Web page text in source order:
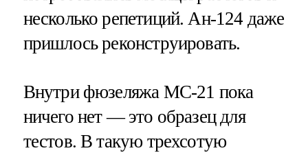
несколько репетиций. Ан-124 даже
пришлось реконструировать.
Внутри фюзеляжа МС-21 пока
ничего нет — это образец для
тестов. В такую трехсотую